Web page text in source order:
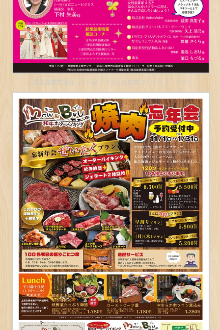
三重県産業支援センター様「ワタシ的起業フォーラム」チラシ